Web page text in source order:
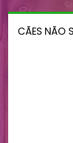
CÃES NÃO